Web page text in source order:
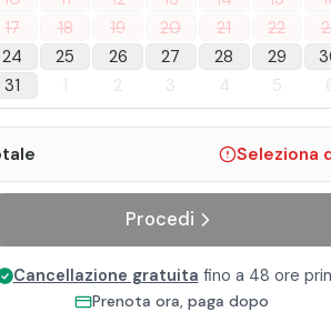
17
18 19 20 21 22
24
25 26 27 28 29
31
1 2 3 4 5
Seleziona
Procedi
Cancellazione gratuita fino a 48 ore
Prenota ora, paga dopo